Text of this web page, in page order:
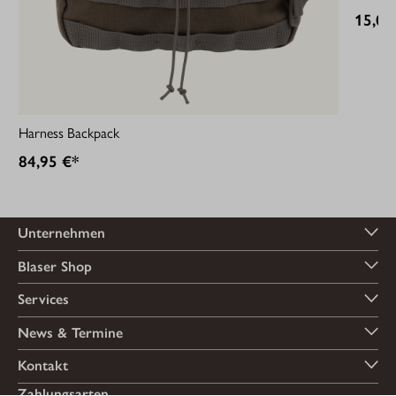
Harness Backpack
84,95 €*
Unternehmen
Blaser Shop
Services
News & Termine
Kontakt